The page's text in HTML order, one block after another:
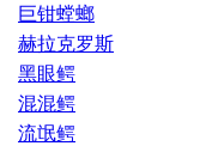
巨钳螳螂
赫拉克罗斯
黑眼鳄
混混鳄
流氓鳄